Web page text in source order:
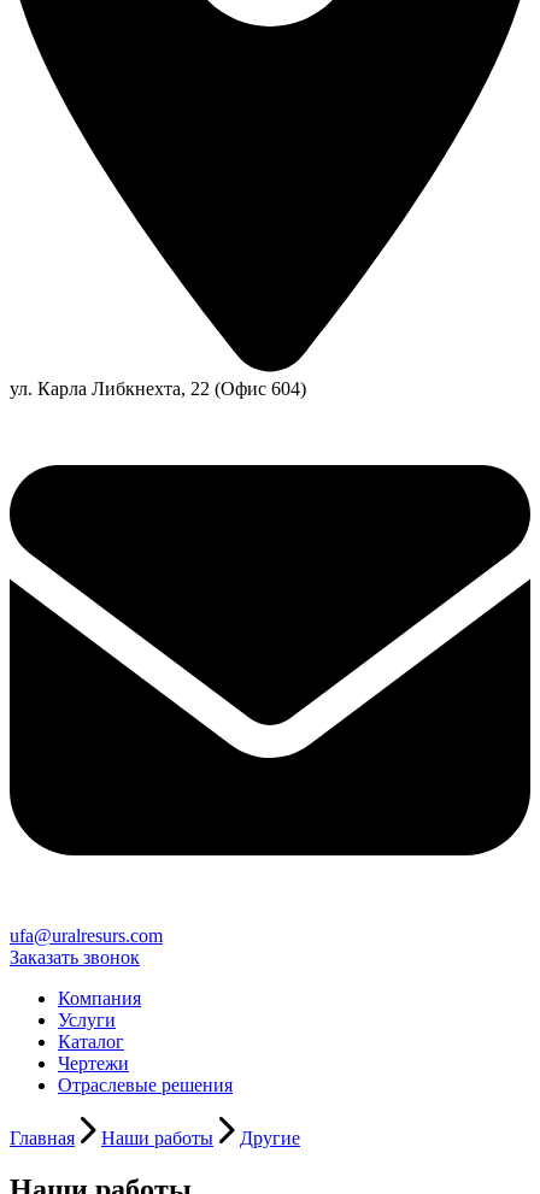
ул. Карла Либкнехта, 22 (Офис 604)
ufa@uralresurs.com
Заказать звонок
Компания
Услуги
Каталог
Чертежи
Отраслевые решения
Главная Наши работы Другие